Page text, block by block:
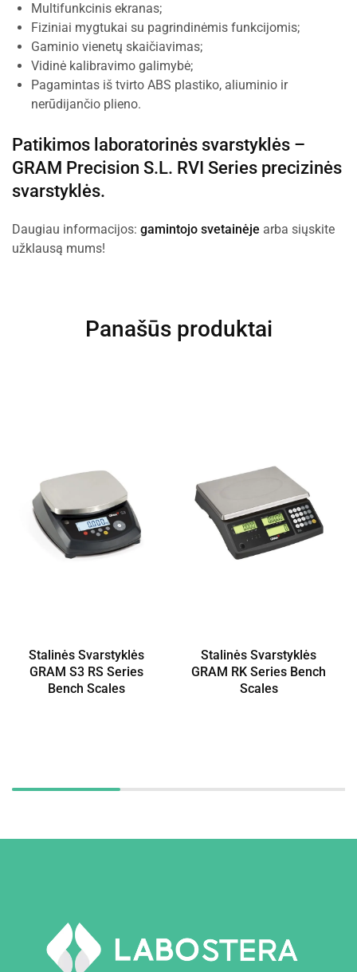
Multifunkcinis ekranas;
Fiziniai mygtukai su pagrindinėmis funkcijomis;
Gaminio vienetų skaičiavimas;
Vidinė kalibravimo galimybė;
Pagamintas iš tvirto ABS plastiko, aliuminio ir
nerūdijančio plieno.
Patikimos laboratorinės svarstyklės –
GRAM Precision S.L. RVI Series precizinės
svarstyklės.
Daugiau informacijos: gamintojo svetainėje arba siųskite
užklausą mums!
Panašūs produktai
Stalinės Svarstyklės
GRAM S3 RS Series
Bench Scales
Stalinės Svarstyklės
GRAM RK Series Bench
Scales